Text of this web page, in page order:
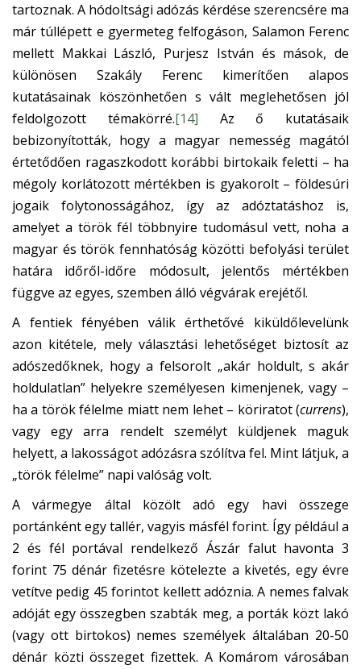
tartoznak. A hódoltsági adózás kérdése szerencsére ma
már túllépett e gyermeteg felfogáson, Salamon Ferenc
mellett Makkai László, Purjesz István és mások, de
különösen Szakály Ferenc kimerítően alapos
kutatásainak köszönhetően s vált meglehetősen jól
feldolgozott témakörré.[14] Az ő kutatásaik
bebizonyították, hogy a magyar nemesség magától
értetődően ragaszkodott korábbi birtokaik feletti – ha
mégoly korlátozott mértékben is gyakorolt – földesúri
jogaik folytonosságához, így az adóztatáshoz is,
amelyet a török fél többnyire tudomásul vett, noha a
magyar és török fennhatóság közötti befolyási terület
határa időről-időre módosult, jelentős mértékben
függve az egyes, szemben álló végvárak erejétől.
A fentiek fényében válik érthetővé kiküldőlevelünk
azon kitétele, mely választási lehetőséget biztosít az
adószedőknek, hogy a felsorolt „akár holdult, s akár
holdulatlan” helyekre személyesen kimenjenek, vagy –
ha a török félelme miatt nem lehet – köriratot (currens),
vagy egy arra rendelt személyt küldjenek maguk
helyett, a lakosságot adózásra szólítva fel. Mint látjuk, a
„török félelme” napi valóság volt.
A vármegye által közölt adó egy havi összege
portánként egy tallér, vagyis másfél forint. Így például a
2 és fél portával rendelkező Ászár falut havonta 3
forint 75 dénár fizetésre kötelezte a kivetés, egy évre
vetítve pedig 45 forintot kellett adóznia. A nemes falvak
adóját egy összegben szabták meg, a porták közt lakó
(vagy ott birtokos) nemes személyek általában 20-50
dénár közti összeget fizettek. A Komárom városában